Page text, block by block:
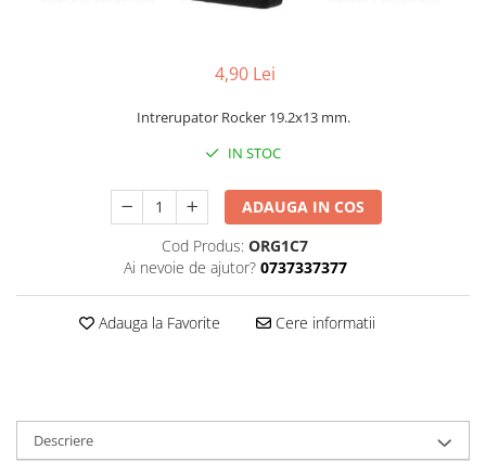
4,90 Lei
Intrerupator Rocker 19.2x13 mm.
IN STOC
ADAUGA IN COS
Cod Produs: ORG1C7
Ai nevoie de ajutor? 0737337377
Adauga la Favorite Cere informatii
Descriere